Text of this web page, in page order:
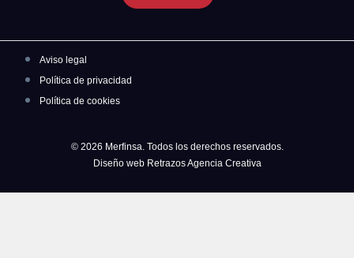
Aviso legal
Política de privacidad
Política de cookies
© 2026 Merfinsa. Todos los derechos reservados.
Diseño web Retrazos Agencia Creativa